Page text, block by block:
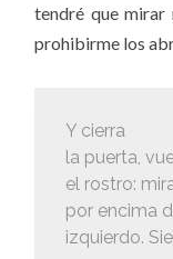
tendré que mirar
prohibirme los
Y cierra
la puerta,
el rostro:
por encima
izquierdo.